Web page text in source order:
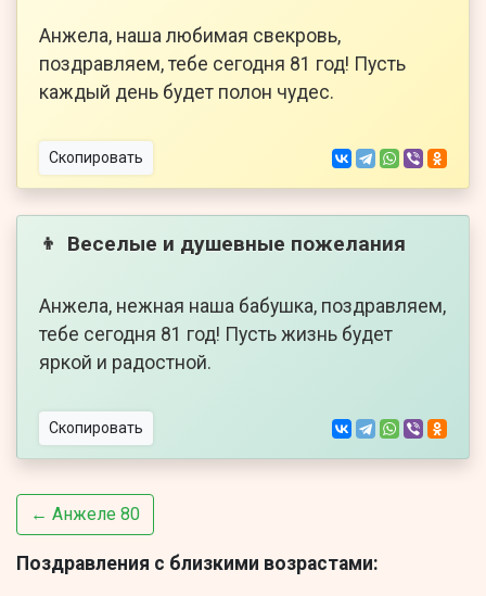
Анжела, наша любимая свекровь,
поздравляем, тебе сегодня 81 год! Пусть
каждый день будет полон чудес.
Скопировать
👦 Веселые и душевные пожелания
Анжела, нежная наша бабушка, поздравляем,
тебе сегодня 81 год! Пусть жизнь будет
яркой и радостной.
Скопировать
← Анжеле 80
Поздравления с близкими возрастами: